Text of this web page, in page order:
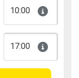
10:00
17:00